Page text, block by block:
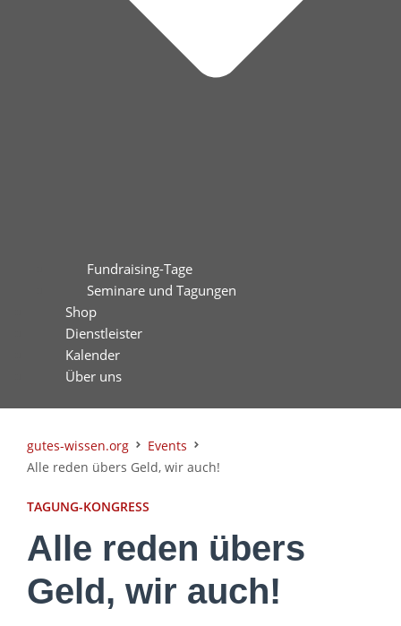
Fundraising-Tage
Seminare und Tagungen
Shop
Dienstleister
Kalender
Über uns
gutes-wissen.org
Events
Alle reden übers Geld, wir auch!
TAGUNG-KONGRESS
Alle reden übers
Geld, wir auch!